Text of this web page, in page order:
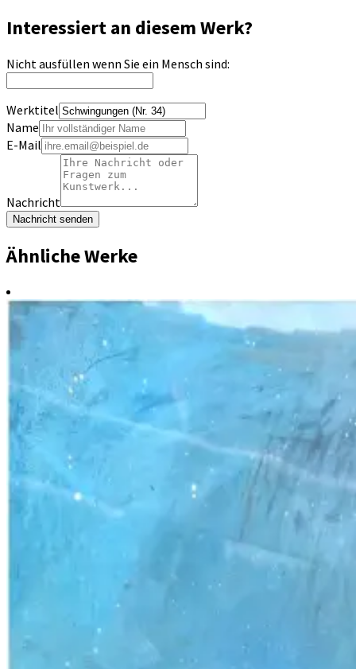
Interessiert an diesem Werk?
Nicht ausfüllen wenn Sie ein Mensch sind:
Werktitel
Name
E-Mail
Nachricht
Nachricht senden
Ähnliche Werke